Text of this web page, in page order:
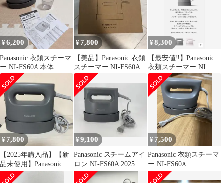
¥6,200
Panasonic 衣類スチーマ
ー NI-FS60A 本体
¥7,800
【美品】Panasonic 衣類
スチーマー NI-FS60A-
H
¥8,300
【最安値‼️】Panasonic
衣類スチーマー NI
FS60A
¥ 7,800
【2025年購入品】【新
品未使用】Panasonic ア
イロン 衣類スチーマー
¥9,100
Panasonic スチームアイ
ロン NI-FS60A 2025年
製
¥ 7,500
Panasonic 衣類スチーマ
ー NI-FS60A